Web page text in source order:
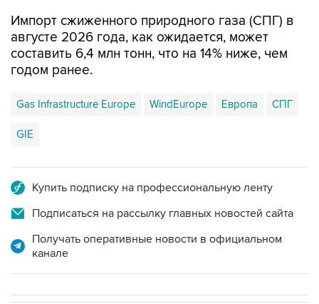
Импорт сжиженного природного газа (СПГ) в
августе 2026 года, как ожидается, может
составить 6,4 млн тонн, что на 14% ниже, чем
годом ранее.
Gas Infrastructure Europe WindEurope Европа СПГ
GIE
Купить подписку на профессиональную ленту
Подписаться на рассылку главных новостей сайта
Получать оперативные новости в официальном
канале